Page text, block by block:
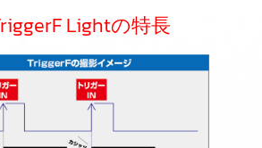
Lightの特長